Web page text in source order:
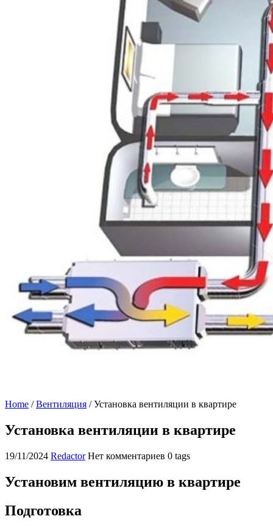
Home /Вентиляция /Установка вентиляции в квартире
Установка вентиляции в квартире
19/11/2024 Redactor Нет комментариев 0 tags
Установим вентиляцию в квартире
Подготовка